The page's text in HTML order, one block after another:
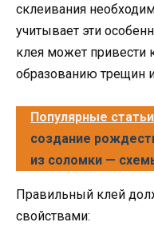
склеивания
учитывает эти
клея может привести
образованию трещин
Популярные статьи
создание
из соломки —
Правильный клей
свойствами: